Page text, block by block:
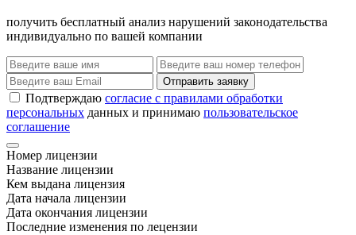
получить бесплатный анализ нарушений законодательства
индивидуально по вашей компании
Отправить заявку
Подтверждаю согласие с правилами обработки
персональных данных и принимаю пользовательское
соглашение
Номер лицензии
Название лицензии
Кем выдана лицензия
Дата начала лицензии
Дата окончания лицензии
Последние изменения по лецензии